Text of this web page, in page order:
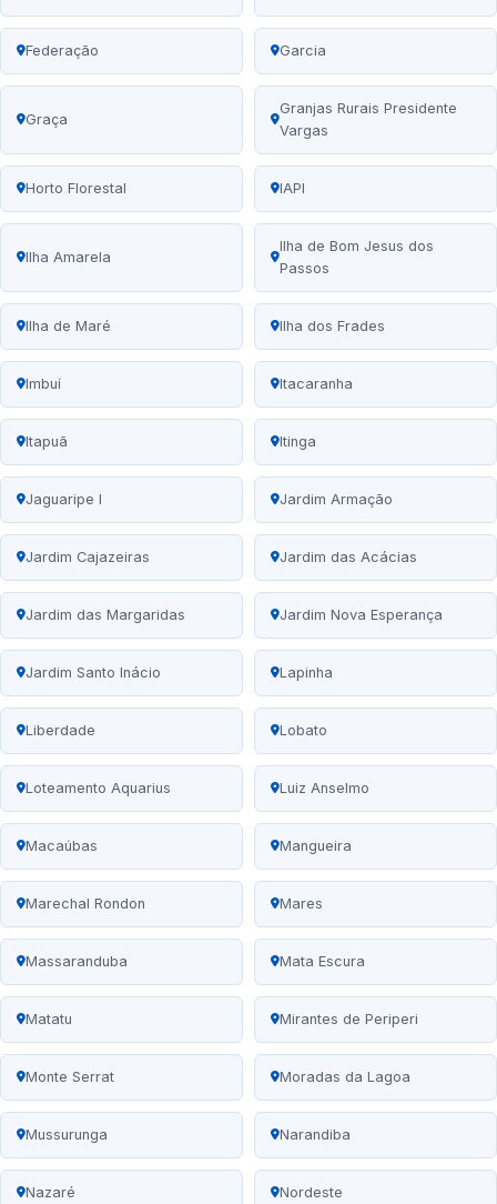
Federação Garcia
Graça
Granjas Rurais Presidente
Vargas
Horto Florestal IAPI
Ilha Amarela
Ilha de Bom Jesus dos
Passos
Ilha de Maré Ilha dos Frades
Imbuí Itacaranha
Itapuã Itinga
Jaguaripe I Jardim Armação
Jardim Cajazeiras Jardim das Acácias
Jardim das Margaridas Jardim Nova Esperança
Jardim Santo Inácio Lapinha
Liberdade Lobato
Loteamento Aquarius Luiz Anselmo
Macaúbas Mangueira
Marechal Rondon Mares
Massaranduba Mata Escura
Matatu Mirantes de Periperi
Monte Serrat Moradas da Lagoa
Mussurunga Narandiba
Nazaré Nordeste